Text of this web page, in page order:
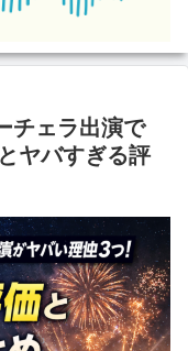
チェラ出演で
ヤバすぎる評